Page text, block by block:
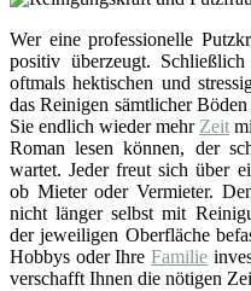
Wer eine professionelle
positiv überzeugt.
oftmals hektischen und
das Reinigen sämtlicher
Sie endlich wieder mehr Zeit
Roman lesen können, der
wartet. Jeder freut sich über
ob Mieter oder Vermieter.
nicht länger selbst mit
der jeweiligen Oberfläche
Hobbys oder IhreFamilie
verschafft Ihnen die nötigen